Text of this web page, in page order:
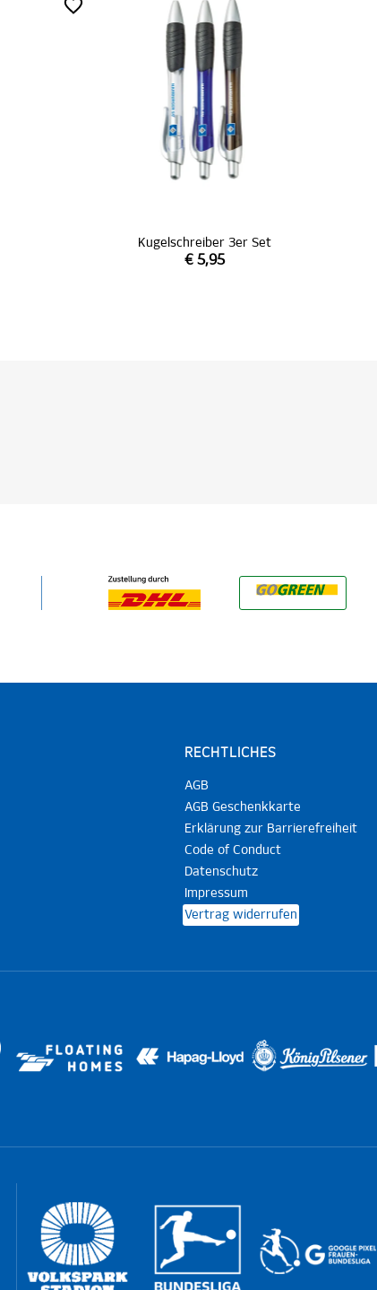
Kugelschreiber 3er Set
€ 5,95
RECHTLICHES
AGB
AGB Geschenkkarte
Erklärung zur Barrierefreiheit
Code of Conduct
Datenschutz
Impressum
Vertrag widerrufen